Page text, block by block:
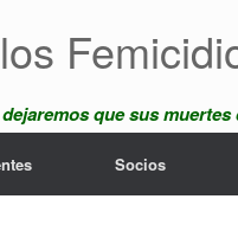
que sus
Socios